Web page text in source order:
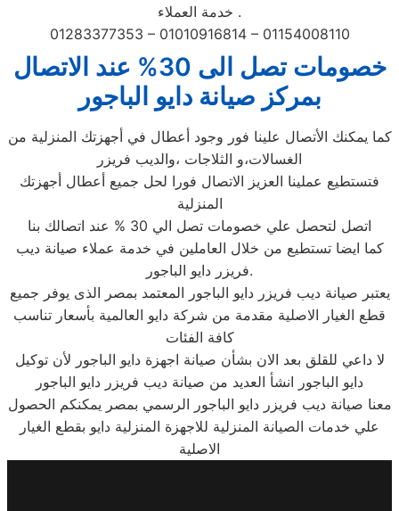
خدمة العملاء .
01283377353 – 01010916814 – 01154008110
خصومات تصل الى 30% عند الاتصال
بمركز صيانة دايو الباجور
كما يمكنك الأتصال علينا فور وجود أعطال في أجهزتك المنزلية من
الغسالات،و الثلاجات ،والديب فريزر
فتستطيع عملينا العزيز الاتصال فورا لحل جميع أعطال أجهزتك
المنزلية
اتصل لتحصل علي خصومات تصل الي 30 % عند اتصالك بنا
كما ايضا تستطيع من خلال العاملين في خدمة عملاء صيانة ديب
فريزر دايو الباجور.
يعتبر صيانة ديب فريزر دايو الباجور المعتمد بمصر الذى يوفر جميع
قطع الغيار الاصلية مقدمة من شركة دايو العالمية بأسعار تناسب
كافة الفئات
لا داعي للقلق بعد الان بشأن صيانة اجهزة دايو الباجور لأن توكيل
دايو الباجور انشأ العديد من صيانة ديب فريزر دايو الباجور
معنا صيانة ديب فريزر دايو الباجور الرسمي بمصر يمكنكم الحصول
علي خدمات الصيانة المنزلية للاجهزة المنزلية دايو بقطع الغيار
الاصلية